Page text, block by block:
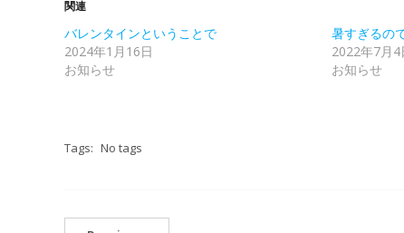
関連
バレンタインということで
2024年1月16日
お知らせ
暑すぎるの
2022年7月4
お知らせ
Tags: No tags